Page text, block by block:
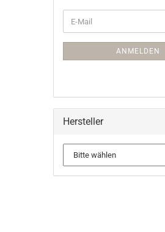
ANMELDEN
Hersteller